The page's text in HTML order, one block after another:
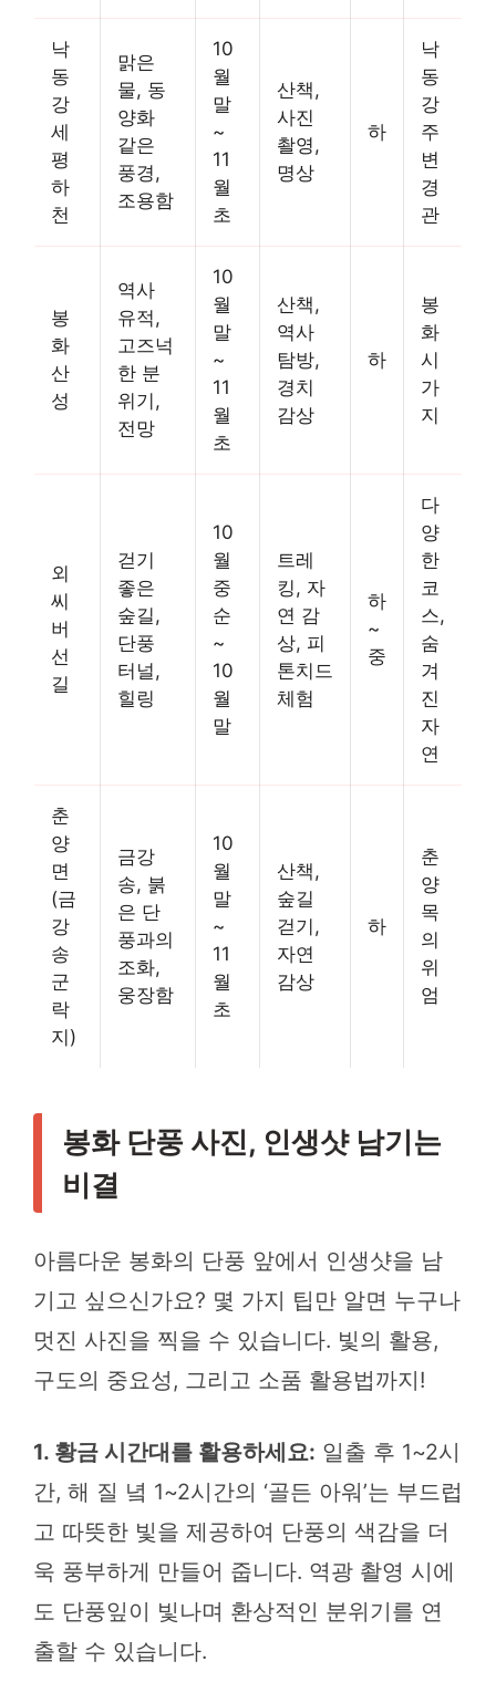
낙
동
강
세
평
하
천
맑은
물, 동
양화
같은
풍경,
조용함
10
월
말
~
11
월
초
산책,
사진
촬영,
명상
하
낙
동
강
주
변
경
관
봉
화
산
성
역사
유적,
고즈넉
한 분
위기,
전망
10
월
말
~
11
월
초
산책,
역사
탐방,
경치
감상
하
봉
화
시
가
지
외
씨
버
선
길
걷기
좋은
숲길,
단풍
터널,
힐링
10
월
중
순
~
10
월
말
트레
킹, 자
연 감
상, 피
톤치드
체험
하
~
중
다
양
한
코
스,
숨
겨
진
자
연
춘
양
면
(금
강
송
군
락
지)
금강
송, 붉
은 단
풍과의
조화,
웅장함
10
월
말
~
11
월
초
산책,
숲길
걷기,
자연
감상
하
춘
양
목
의
위
엄
봉화 단풍 사진, 인생샷 남기는
비결
아름다운 봉화의 단풍 앞에서 인생샷을 남
기고 싶으신가요? 몇 가지 팁만 알면 누구나
멋진 사진을 찍을 수 있습니다. 빛의 활용,
구도의 중요성, 그리고 소품 활용법까지!
1. 황금 시간대를 활용하세요: 일출 후 1~2시
간, 해 질 녘 1~2시간의 ‘골든 아워’는 부드럽
고 따뜻한 빛을 제공하여 단풍의 색감을 더
욱 풍부하게 만들어 줍니다. 역광 촬영 시에
도 단풍잎이 빛나며 환상적인 분위기를 연
출할 수 있습니다.